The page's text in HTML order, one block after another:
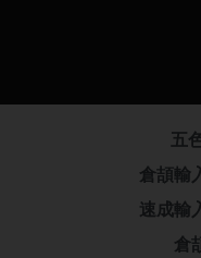
五
倉頡輸
速成輸
倉